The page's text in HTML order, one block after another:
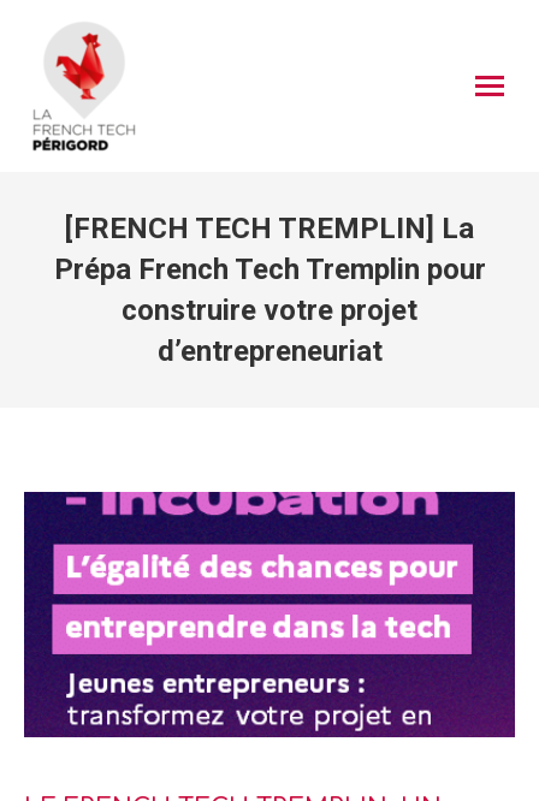
[FRENCH TECH TREMPLIN] La
Prépa French Tech Tremplin pour
construire votre projet
d’entrepreneuriat